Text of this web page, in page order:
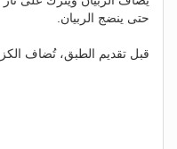
حتى ينضج الربيان.
قبل تقديم الطبق، تُضاف